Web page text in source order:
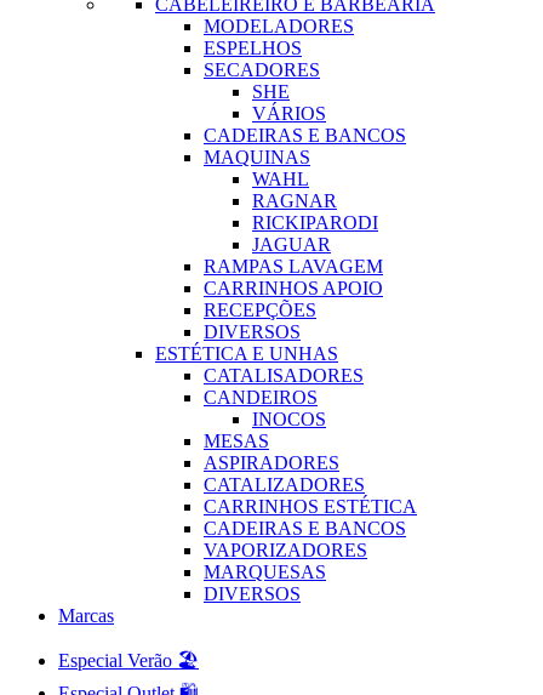
MODELADORES
ESPELHOS
SECADORES
SHE
VÁRIOS
CADEIRAS E BANCOS
MAQUINAS
WAHL
RAGNAR
RICKIPARODI
JAGUAR
RAMPAS LAVAGEM
CARRINHOS APOIO
RECEPÇÕES
DIVERSOS
ESTÉTICA E UNHAS
CATALISADORES
CANDEIROS
INOCOS
MESAS
ASPIRADORES
CATALIZADORES
CARRINHOS ESTÉTICA
CADEIRAS E BANCOS
VAPORIZADORES
MARQUESAS
DIVERSOS
Marcas
Especial Verão 🏖️